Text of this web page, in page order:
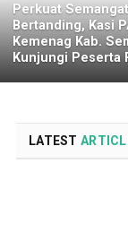
Perkuat Semangat
Bertanding, Kasi
Kemenag Kab.
Kunjungi Peserta
LATEST